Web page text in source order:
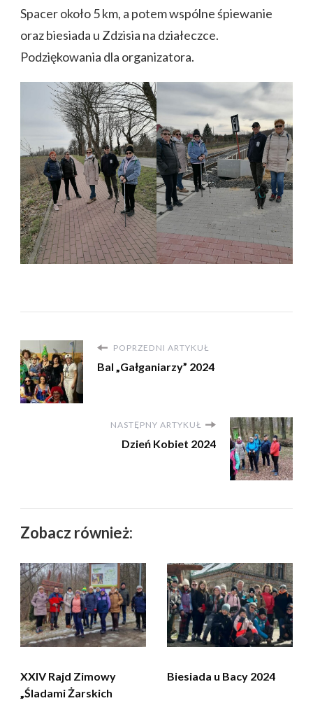
Spacer około 5 km, a potem wspólne śpiewanie
oraz biesiada u Zdzisia na działeczce.
Podziękowania dla organizatora.
POPRZEDNI ARTYKUŁ
Bal „Gałganiarzy” 2024
NASTĘPNY ARTYKUŁ
Dzień Kobiet 2024
Zobacz również:
XXIV Rajd Zimowy
„Śladami Żarskich
Biesiada u Bacy 2024